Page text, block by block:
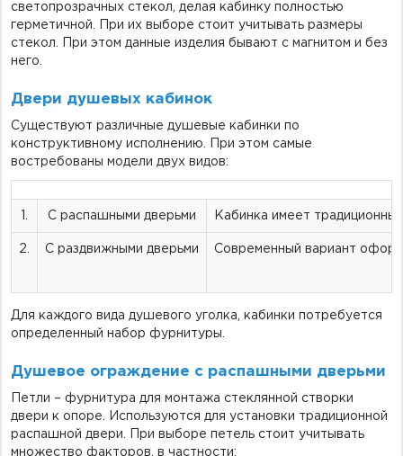
светопрозрачных стекол, делая кабинку полностью
герметичной. При их выборе стоит учитывать размеры
стекол. При этом данные изделия бывают с магнитом и без
него.
Двери душевых кабинок
Существуют различные душевые кабинки по
конструктивному исполнению. При этом самые
востребованы модели двух видов:
С распашными дверьми Кабинка имеет
2. С раздвижными дверьми Современный вариант
Для каждого вида душевого уголка, кабинки потребуется
определенный набор фурнитуры.
Душевое ограждение с распашными дверьми
Петли – фурнитура для монтажа стеклянной створки
двери к опоре. Используются для установки традиционной
распашной двери. При выборе петель стоит учитывать
множество факторов, в частности: